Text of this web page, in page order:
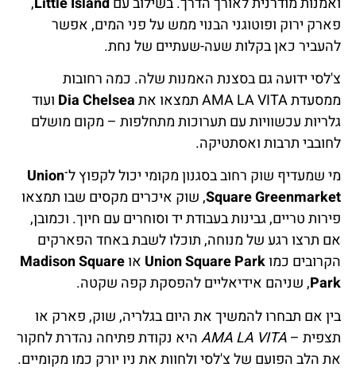
פארק ירוק ופוטוגני הבנוי ממש על פני המים, אפשר
להעביר כאן בקלות שעה-שעתיים של נחת.
צ'לסי ידועה גם בסצנת האמנות שלה. כמה רחובות
ממסעדת AMA LA VITA תמצאו את
Dia Chelsea ועוד
גלריות עכשוויות עם תערוכות מתחלפות – מקום מושלם
לחובבי תרבות ואסתטיקה.
מי שמעדיף שוק רחוב בסגנון מקומי יכול לקפוץ ל־Union
Square Greenmarket, שוק איכרים מקסים שבו תמצאו
פירות טריים, גבינות בעבודת יד וסוחרים עם חיוך. וכמובן,
אם תרצו רגע של מנוחה, תוכלו לשבת באחד הפארקים
הקרובים כמוUnion Square Park אוMadison Square
Park, שניהם אידיאליים להפסקת קפה שקטה.
בין אם תבחרו להמשיך את היום בגלריה, שוק, פארק או
תצפית –AMA LA VITAהיא נקודת פתיחה נהדרת לחקור
את הלב הפועם של צ'לסי ולחוות את ניו יורק כמו מקומיים.